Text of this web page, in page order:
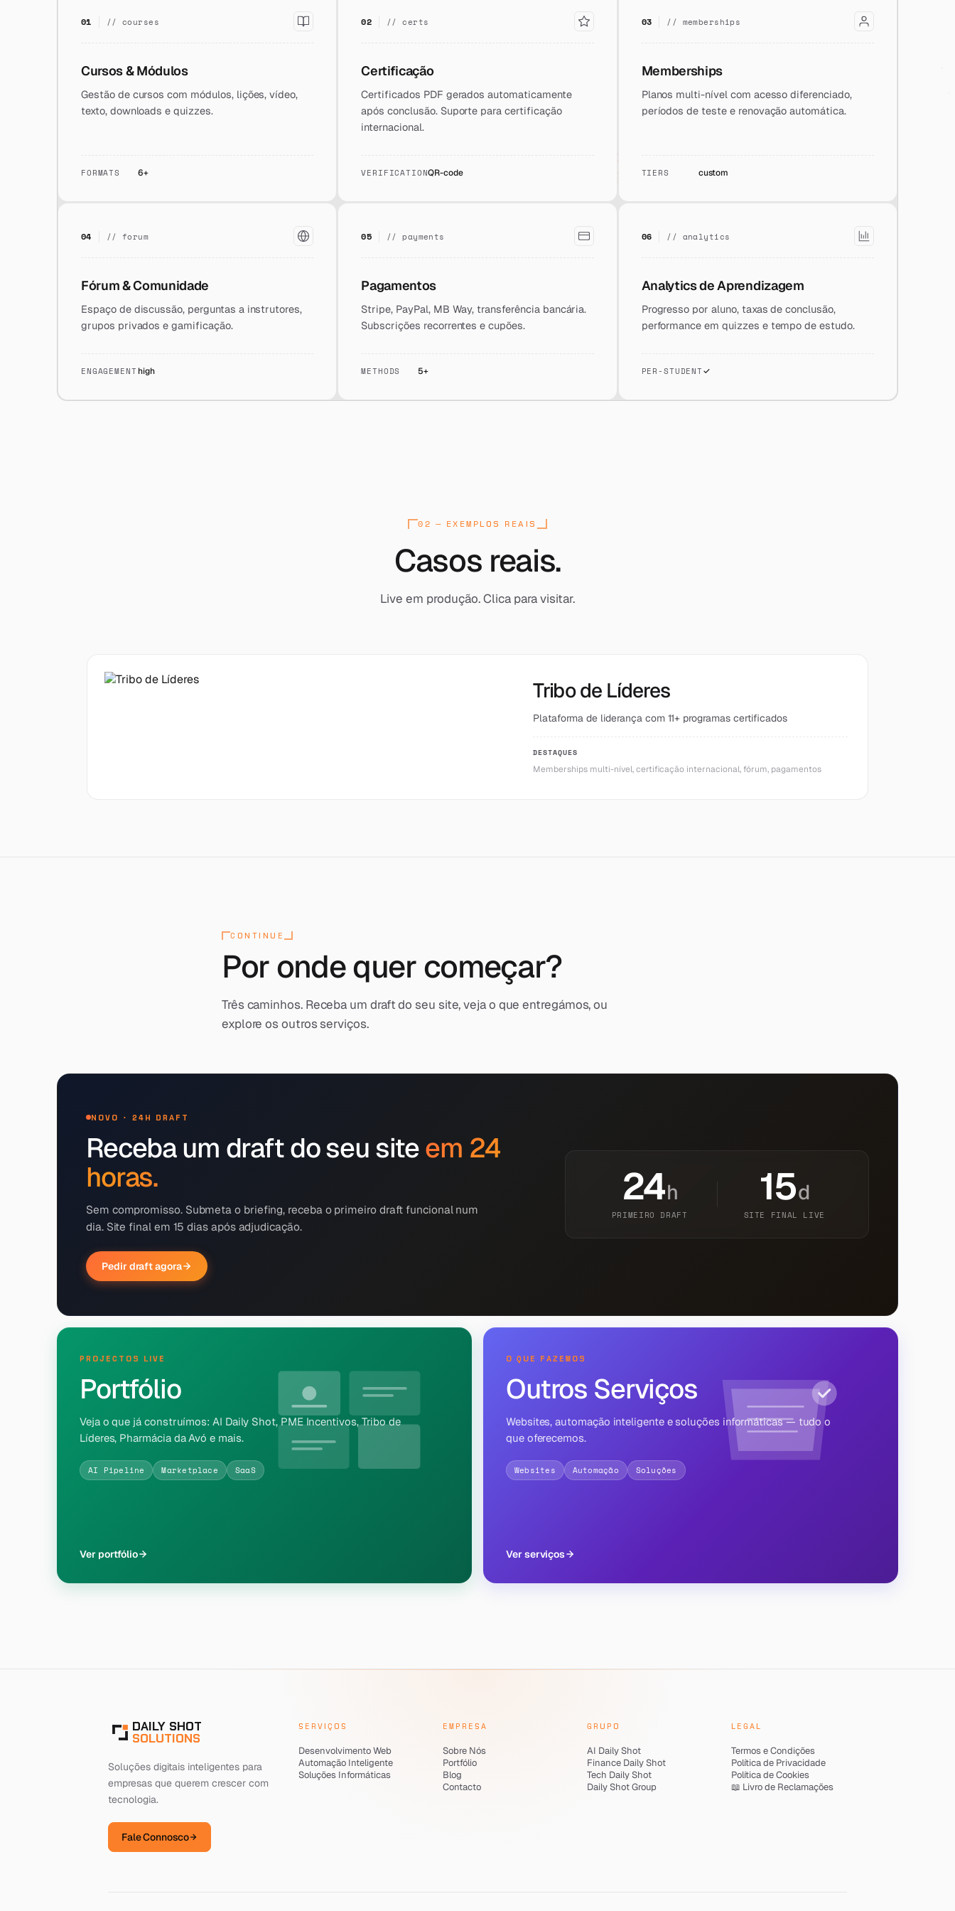
01 // courses
Cursos & Módulos
Gestão de cursos com módulos, lições, vídeo,
texto, downloads e quizzes.
FORMATS 6+
02 // certs
Certificação
Certificados PDF gerados automaticamente
após conclusão. Suporte para certificação
internacional.
VERIFICATIONQR-code
03 // memberships
Memberships
Planos multi-nível com acesso diferenciado,
períodos de teste e renovação automática.
TIERS custom
04 // forum
Fórum & Comunidade
Espaço de discussão, perguntas a instrutores,
grupos privados e gamificação.
ENGAGEMENT high
05 // payments
Pagamentos
Stripe, PayPal, MB Way, transferência bancária.
Subscrições recorrentes e cupões.
METHODS 5+
06 // analytics
Analytics de Aprendizagem
Progresso por aluno, taxas de conclusão,
performance em quizzes e tempo de estudo.
PER-STUDENT✓
02 — EXEMPLOS REAIS
Casos reais.
Live em produção. Clica para visitar.
Tribo de Líderes
Plataforma de liderança com 11+ programas certificados
DESTAQUES
Memberships multi-nível, certificação internacional, fórum, pagamentos
CONTINUE
Por onde quer começar?
Três caminhos. Receba um draft do seu site, veja o que entregámos, ou
explore os outros serviços.
NOVO · 24H DRAFT
Receba um draft do seu siteem 24
horas.
Sem compromisso. Submeta o briefing, receba o primeiro draft funcional num
dia. Site final em 15 dias após adjudicação.
Pedir draft agora
24h
PRIMEIRO DRAFT
15d
SITE FINAL LIVE
PROJECTOS LIVE
Portfólio
Veja o que já construímos: AI Daily Shot, PME Incentivos, Tribo de
Líderes, Pharmácia da Avó e mais.
AI Pipeline Marketplace SaaS
Ver portfólio
O QUE FAZEMOS
Outros Serviços
Websites, automação inteligente e soluções informáticas — tudo o
que oferecemos.
Websites Automação Soluções
Ver serviços
DAILY SHOT
SOLUTIONS
Soluções digitais inteligentes para
empresas que querem crescer com
tecnologia.
Fale Connosco
SERVIÇOS
Desenvolvimento Web
Automação Inteligente
Soluções Informáticas
EMPRESA
Sobre Nós
Portfólio
Blog
Contacto
GRUPO
AI Daily Shot
Finance Daily Shot
Tech Daily Shot
Daily Shot Group
LEGAL
Termos e Condições
Política de Privacidade
Política de Cookies
📖 Livro de Reclamações